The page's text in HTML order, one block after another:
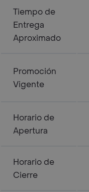
Tiempo de
Entrega
Aproximado
Promoción
Vigente
Horario de
Apertura
Horario de
Cierre